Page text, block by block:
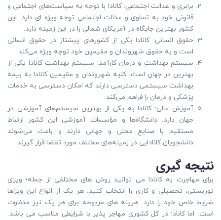
برابری و عدالت اجتماعی: کانادا با توجه به سیاست‌های اجتماعی و
قانونی خود به تساوی و عدالت اجتماعی توجه ویژه ای دارد. این
کشور بهترین جایگاه در آمریکای شمالی را در این زمینه دارد.
حقوق انسانی: کانادا یکی از کشورهای پیشتاز در حقوق انسانی
است و به حقوق شهروندان و مقیمین خود توجه ویژه می‌کند.
سیستم بهداشت و درمان کارآمد: سیستم بهداشت کانادا یکی از
بهترین در جهان است. کلیه شهروندان و مقیمین کانادا به بیمه
بهداشت سیستمی دسترسی دارند که امکان دسترسی به خدمات
پزشکی و درمان را فراهم می‌کند.
آموزش عالی: کانادا به یکی از بهترین سیستم‌های آموزشی در
جهان دارد. دانشگاه‌ها و مؤسسات آموزشی این کشور ارتباط
مستقیم با صنایع محلی و جهانی دارند و باعث می‌شوند
دانشجویان کانادایی در زمینه‌های مختلف مورد تقاضا قرار گیرند.
نتیجه گیری
برای مهاجرت به کانادا می توانید روش های مختلفی از جمله؛ ویزای
توریستی، تحصیلی و کاری را انتخاب کنید. هر یک از انواع این ویزاها
شرایط خاص خود را دارد. هرینه های مربوطه برای هر یک نیز متفاوت
است. اما کانادا در کل کشوری مهاجر پذیر با شرایطی مناسب می باشد.